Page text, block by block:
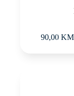
90,00 KM